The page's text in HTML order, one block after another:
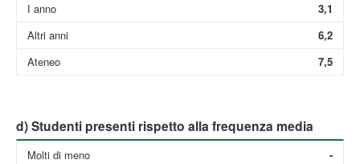
I anno
Altri anni
Ateneo
3,1
6,2
7,5
d) Studenti presenti rispetto alla frequenza media
Molti di meno
-